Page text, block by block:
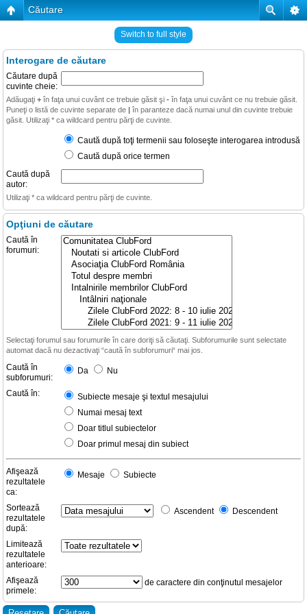
Căutare
Switch to full style
Interogare de căutare
Căutare după
cuvinte cheie:
Adăugaţi + în faţa unui cuvânt ce trebuie găsit şi - în faţa unui cuvânt ce nu trebuie găsit.
Puneţi o listă de cuvinte separate de | în paranteze dacă numai unul din cuvinte trebuie
găsit. Utilizaţi * ca wildcard pentru părţi de cuvinte.
Caută după toţi termenii sau foloseşte interogarea introdusă
Caută după orice termen
Caută după
autor:
Utilizaţi * ca wildcard pentru părţi de cuvinte.
Opţiuni de căutare
Caută în
forumuri:
Selectaţi forumul sau forumurile în care doriţi să căutaţi. Subforumurile sunt selectate
automat dacă nu dezactivaţi “caută în subforumuri“ mai jos.
Caută în
subforumuri:
Da Nu
Caută în:
Subiecte mesaje şi textul mesajului
Numai mesaj text
Doar titlul subiectelor
Doar primul mesaj din subiect
Afişează
rezultatele
ca:
Mesaje Subiecte
Sortează
rezultatele
după:
Ascendent Descendent
Limitează
rezultatele
anterioare:
Afişează
primele:
de caractere din conţinutul mesajelor